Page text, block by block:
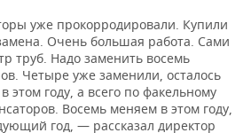
уже прокорродировали. Купили
Очень большая работа. Сами
труб. Надо заменить восемь
Четыре уже заменили, осталось
году, а всего по факельному
Восемь меняем в этом году,
год, — рассказал директор